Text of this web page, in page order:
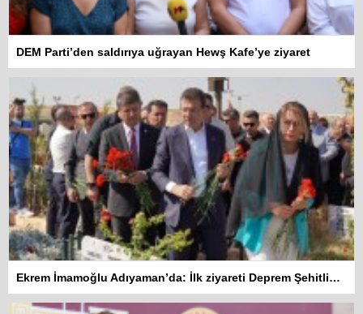
DEM Parti’den saldırıya uğrayan Hewş Kafe’ye ziyaret
Ekrem İmamoğlu Adıyaman’da: İlk ziyareti Deprem Şehitliğine